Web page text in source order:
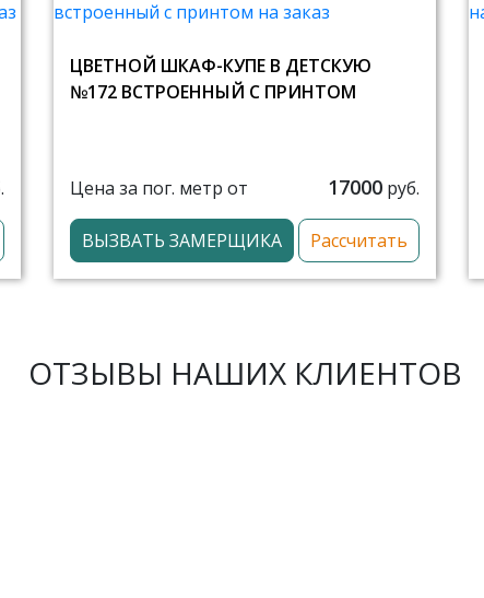
ЦВЕТНОЙ ШКАФ-КУПЕ В ДЕТСКУЮ
№172 ВСТРОЕННЫЙ С ПРИНТОМ
Цена за пог. метр от 17000 руб.
ВЫЗВАТЬ ЗАМЕРЩИКА Рассчитать
ОТЗЫВЫ НАШИХ КЛИЕНТОВ